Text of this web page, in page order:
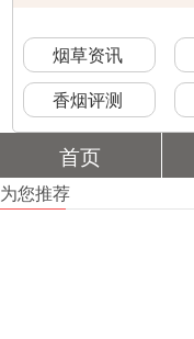
烟草资讯
香烟评测
首页
为您推荐